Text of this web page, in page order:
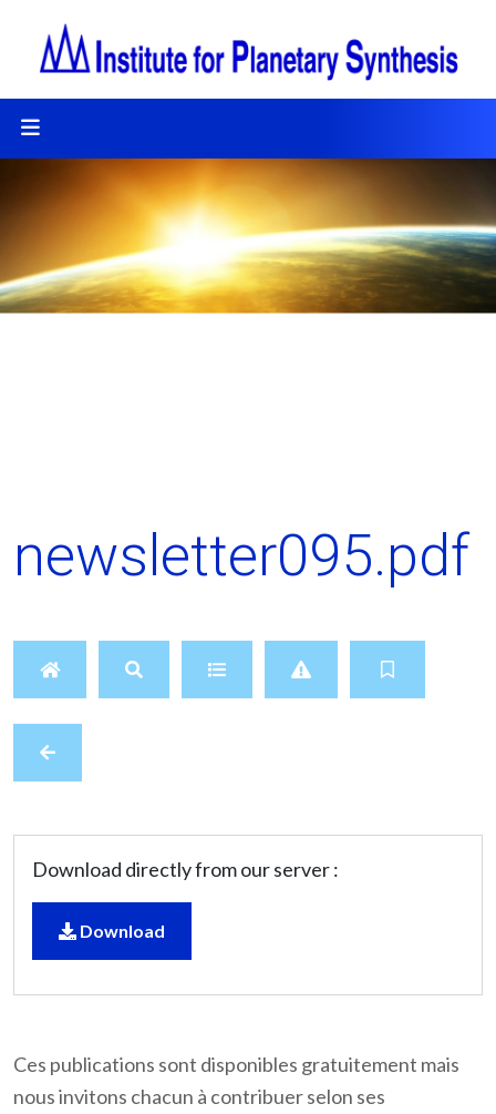
newsletter095.pdf
Download directly from our server :
Download
Ces publications sont disponibles gratuitement mais
nous invitons chacun à contribuer selon ses